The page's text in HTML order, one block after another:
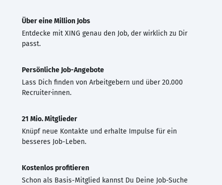
Über eine Million Jobs
Entdecke mit XING genau den Job, der wirklich zu Dir
passt.
Persönliche Job-Angebote
Lass Dich finden von Arbeitgebern und über 20.000
Recruiter·innen.
21 Mio. Mitglieder
Knüpf neue Kontakte und erhalte Impulse für ein
besseres Job-Leben.
Kostenlos profitieren
Schon als Basis-Mitglied kannst Du Deine Job-Suche